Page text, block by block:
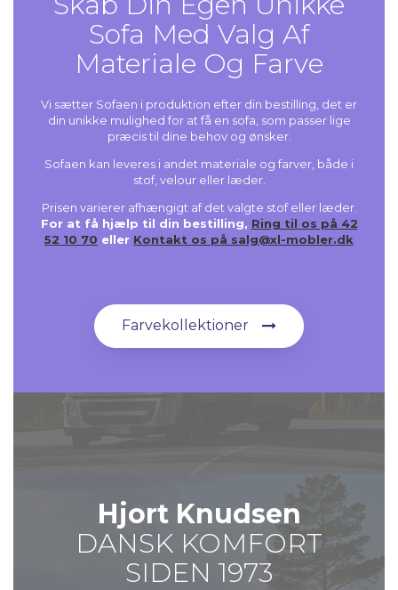
Sofa Med Valg Af
Materiale Og Farve
Vi sætter Sofaen i produktion efter din bestilling, det er
din unikke mulighed for at få en sofa, som passer lige
præcis til dine behov og ønsker.
Sofaen kan leveres i andet materiale og farver, både i
stof, velour eller læder.
Prisen varierer afhængigt af det valgte stof eller læder.
For at få hjælp til din bestilling, Ring til os på 42
52 10 70 eller Kontakt os på salg@xl-mobler.dk
Farvekollektioner
Hjort Knudsen
DANSK KOMFORT
SIDEN 1973